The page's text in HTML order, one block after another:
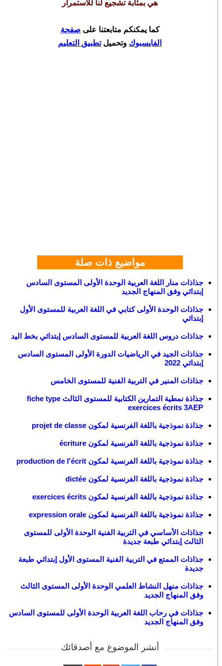
هي بمثابة تشجيع لنا للاستمرار
كما يمكنكم متابعتنا على صفحة
الفايسبوك وتحميلتطبيق التعليم
مواضيع ذات صلة
جذاذات منار اللغة العربية الوحدة الأولى المستوى السادس
إبتدائي وفق المنهاج الجديد
جذاذات الوحدة الأولى كتابي في اللغة العربية للمستوى الأول
إبتدائي
جذاذات دروس اللغة العربية للمستوى السادس إبتدائي بخط اليد
جذاذات الجيد في الرياضيات الدورة الأولى المستوى السادس
إبتدائي 2022
جذاذات المنير في التربية الفنية للمستوى الخامس
جذاذة نمطية التمارين الكتابية للمستوى الثالث fiche type
exercices écrits 3AEP
جذاذة نموذجية باللغة الفرنسية لمكون projet de classe
جذاذة نموذجية باللغة الفرنسية لمكون écriture
جذاذة نموذجية باللغة الفرنسية لمكون production de l'écrit
جذاذة نموذجية باللغة الفرنسية لمكون dictée
جذاذة نموذجية باللغة الفرنسية لمكون exercices écrits
جذاذة نموذجية باللغة الفرنسية لمكون expression orale
جذاذات الأساسي في التربية الفنية الوحدة الأولى للمستوى
الثالث إبتدائي طبعة جديدة
جذاذات الممتع في التربية الفنية المستوى الأول إبتدائي طبعة
جديدة
جذاذات منهل النشاط العلمي الوحدة الأولى المستوى الثالث
وفق المنهاج الجديد
جذاذات في رحاب اللغة العربية الوحدة الأولى للمستوى السادس
وفق المنهاج الجديد
أنشر الموضوع مع أصدقائك